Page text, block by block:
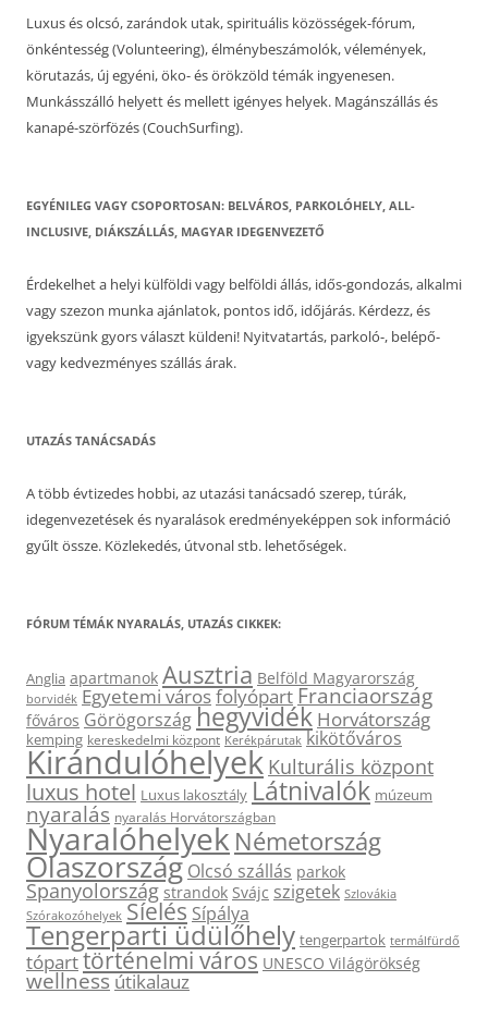
Luxus és olcsó, zarándok utak, spirituális közösségek-fórum,
önkéntesség (Volunteering), élménybeszámolók, vélemények,
körutazás, új egyéni, öko- és örökzöld témák ingyenesen.
Munkásszálló helyett és mellett igényes helyek. Magánszállás és
kanapé-szörfözés (CouchSurfing).
EGYÉNILEG VAGY CSOPORTOSAN: BELVÁROS, PARKOLÓHELY, ALL-
INCLUSIVE, DIÁKSZÁLLÁS, MAGYAR IDEGENVEZETŐ
Érdekelhet a helyi külföldi vagy belföldi állás, idős-gondozás, alkalmi
vagy szezon munka ajánlatok, pontos idő, időjárás. Kérdezz, és
igyekszünk gyors választ küldeni! Nyitvatartás, parkoló-, belépő-
vagy kedvezményes szállás árak.
UTAZÁS TANÁCSADÁS
A több évtizedes hobbi, az utazási tanácsadó szerep, túrák,
idegenvezetések és nyaralások eredményeképpen sok információ
gyűlt össze. Közlekedés, útvonal stb. lehetőségek.
FÓRUM TÉMÁK NYARALÁS, UTAZÁS CIKKEK:
Anglia apartmanok Ausztria Belföld Magyarország
borvidék Egyetemi városfolyópartFranciaország
főváros Görögországhegyvidék Horvátország
kemping kereskedelmi központ Kerékpárutak kikötőváros
Kirándulóhelyek Kulturális központ
luxus hotel Luxus lakosztály Látnivalók múzeum
nyaralás nyaralás Horvátországban
Nyaralóhelyek Németország
Olaszország Olcsó szállás parkok
Spanyolország strandok Svájc szigetek Szlovákia
Szórakozóhelyek Síelés Sípálya
Tengerparti üdülőhely tengerpartok termálfürdő
tóparttörténelmi város UNESCO Világörökség
wellnessútikalauz